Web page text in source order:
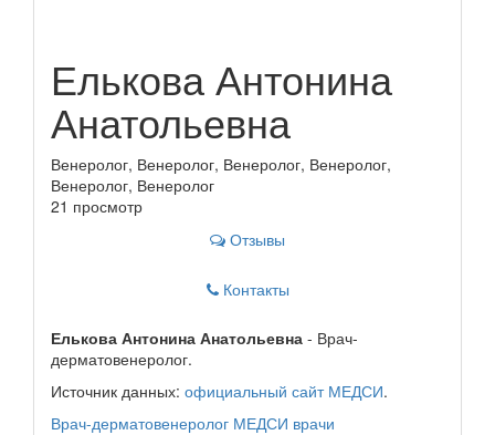
Елькова Антонина
Анатольевна
Венеролог, Венеролог, Венеролог, Венеролог,
Венеролог, Венеролог
21 просмотр
Отзывы
Контакты
Елькова Антонина Анатольевна - Врач-
дерматовенеролог.
Источник данных: официальный сайт МЕДСИ.
Врач-дерматовенеролог МЕДСИ врачи